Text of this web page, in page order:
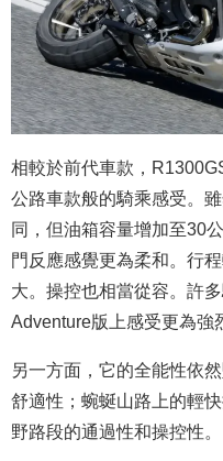
相較於前代車款，
公路車款般的騎乘感受。
同，但油箱容量增加至30
門反應感覺更為柔和。行
大。操控也相當從容。許
Adventure版上感受更為強
另一方面，它的全能性依
舒適性；蜿蜒山路上的輕
野路段的通過性和操控性。